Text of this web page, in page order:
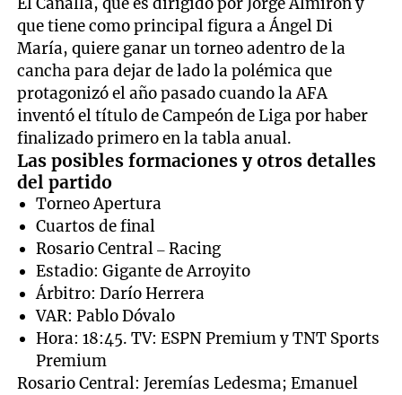
que tiene como principal figura a Ángel Di
María, quiere ganar un torneo adentro de la
cancha para dejar de lado la polémica que
protagonizó el año pasado cuando la AFA
inventó el título de Campeón de Liga por haber
finalizado primero en la tabla anual.
Las posibles formaciones y otros detalles
del partido
Torneo Apertura
Cuartos de final
Rosario Central – Racing
Estadio: Gigante de Arroyito
Árbitro: Darío Herrera
VAR: Pablo Dóvalo
Hora: 18:45. TV: ESPN Premium y TNT Sports
Premium
Rosario Central: Jeremías Ledesma; Emanuel